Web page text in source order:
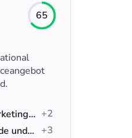
65
Digitales Marketing, Social-Media-Marketing, Werbung +2
Gesundheitswesen, Gastgewerbe, Mode und Schönheit +3